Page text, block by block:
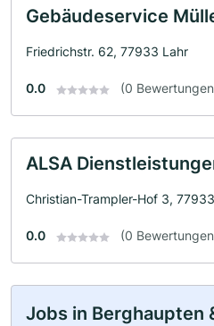
Gebäudeservice
Friedrichstr. 62, 77933 Lahr
0.0 (0
ALSA
Christian-Trampler-Hof 3,
0.0 (0
Jobs in Berghaupten